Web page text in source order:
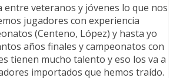
entre veteranos y jóvenes lo que nos
jugadores con experiencia
(Centeno, López) y hasta yo
años finales y campeonatos con
tienen mucho talento y eso los va a
importados que hemos traído.